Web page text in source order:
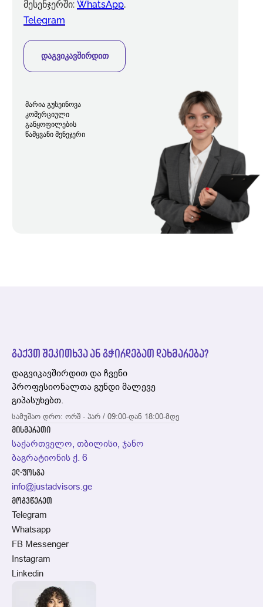
მარია გუსეინოვა
კომერციული
განყოფილების
წამყვანი მენეჯერი
მესენჯერში: WhatsApp,
Telegram
დაგვიკავშირდით
გაქვთ შეკითხვა ან გჭირდებათ დახმარება?
დაგვიკავშირდით და ჩვენი
პროფესიონალთა გუნდი მალევე
გიპასუხებთ.
სამუშაო დრო: ორშ - პარ / 09:00-დან 18:00-მდე
მისმარათი
საქართველო, თბილისი, ჯანო
ბაგრატიონის ქ. 6
ელ-ფოსტა
info@justadvisors.ge
მოგვწერეთ
Telegram
Whatsapp
FB Messenger
Instagram
Linkedin